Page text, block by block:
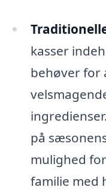
kasser
behøver for
på
mulighed
familie med